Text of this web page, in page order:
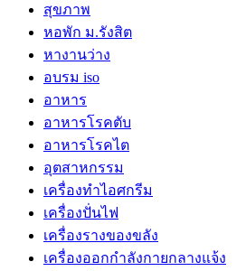
สุขภาพ
หอพัก ม.รังสิต
หางานว่าง
อบรม iso
อาหาร
อาหารโรคตับ
อาหารโรคไต
อุตสาหกรรม
เครื่องทำไอศกรีม
เครื่องปั่นไฟ
เครื่องรางของขลัง
เครื่องออกกำลังกายกลางแจ้ง